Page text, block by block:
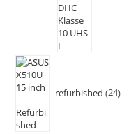
refurbished 24